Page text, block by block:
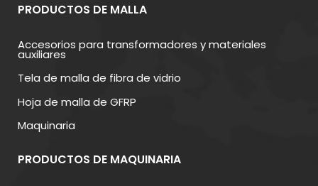
PRODUCTOS DE MALLA
Accesorios para transformadores y materiales
auxiliares
Tela de malla de fibra de vidrio
Hoja de malla de GFRP
Maquinaria
PRODUCTOS DE MAQUINARIA